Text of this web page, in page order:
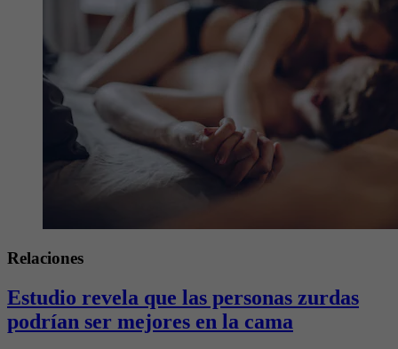
Relaciones
Estudio revela que las personas zurdas
podrían ser mejores en la cama